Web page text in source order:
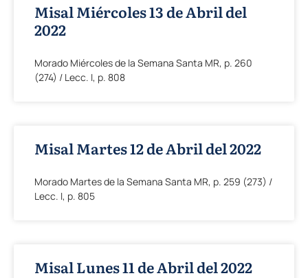
Misal Miércoles 13 de Abril del
2022
Morado Miércoles de la Semana Santa MR, p. 260
(274) / Lecc. I, p. 808
Misal Martes 12 de Abril del 2022
Morado Martes de la Semana Santa MR, p. 259 (273) /
Lecc. I, p. 805
Misal Lunes 11 de Abril del 2022